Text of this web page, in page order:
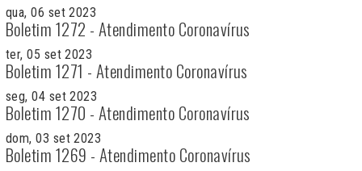
qua, 06 set 2023
Boletim 1272 - Atendimento Coronavírus
ter, 05 set 2023
Boletim 1271 - Atendimento Coronavírus
seg, 04 set 2023
Boletim 1270 - Atendimento Coronavírus
dom, 03 set 2023
Boletim 1269 - Atendimento Coronavírus